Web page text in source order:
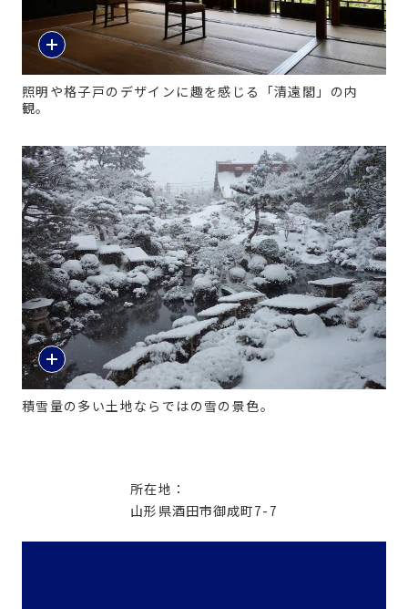
照明や格子戸のデザインに趣を感じる「清遠閣」の内
観。
積雪量の多い土地ならではの雪の景色。
所在地：
山形県酒田市御成町7-7